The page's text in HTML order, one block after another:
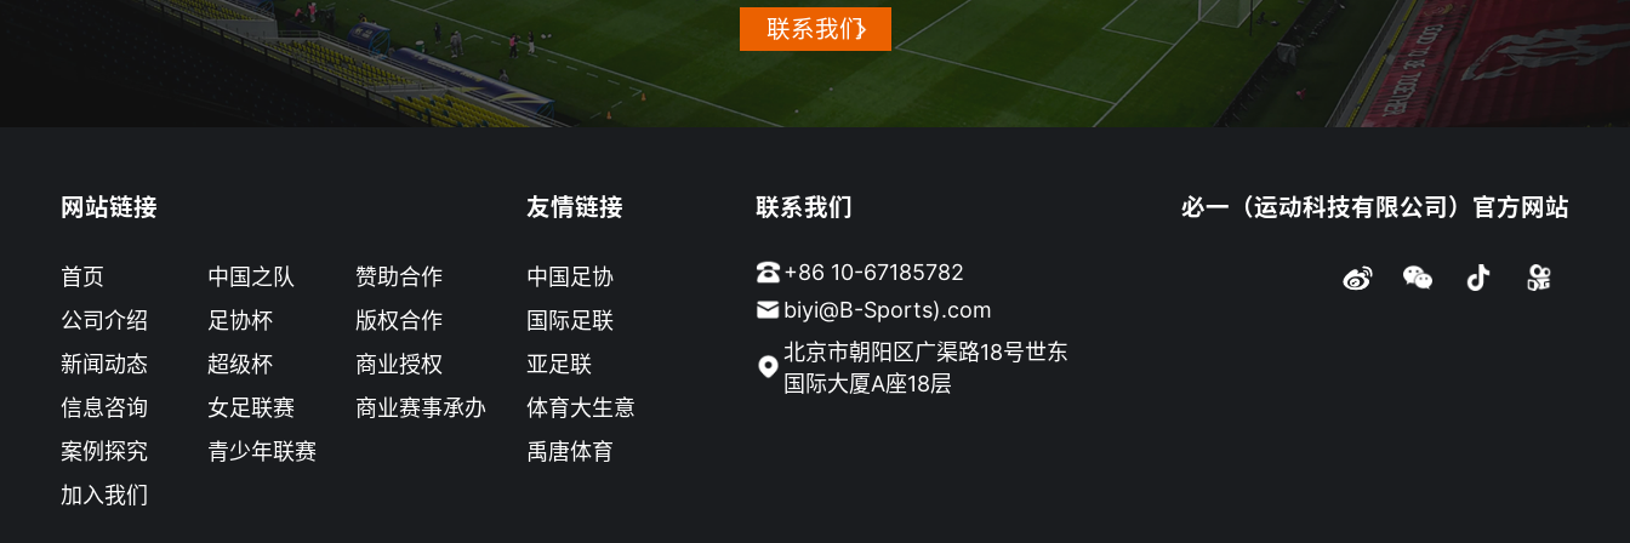
联系我们
网站链接
首页
公司介绍
新闻动态
信息咨询
案例探究
加入我们
中国之队
足协杯
超级杯
女足联赛
青少年联赛
赞助合作
版权合作
商业授权
商业赛事承办
友情链接
中国足协
国际足联
亚足联
体育大生意
禹唐体育
联系我们
+86 10-67185782
biyi@B-Sports).com
北京市朝阳区广渠路18号世东
国际大厦A座18层
必一（运动科技有限公司）官方网站